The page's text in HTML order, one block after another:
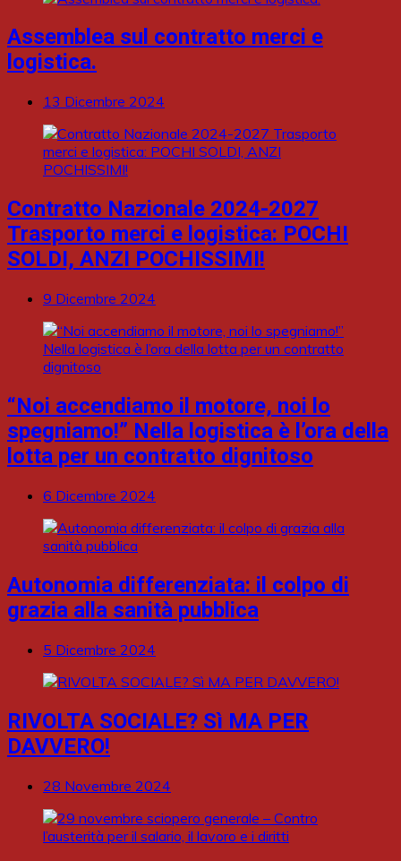
Assemblea sul contratto merci e
logistica.
13 Dicembre 2024
Contratto Nazionale 2024-2027
Trasporto merci e logistica: POCHI
SOLDI, ANZI POCHISSIMI!
9 Dicembre 2024
“Noi accendiamo il motore, noi lo
spegniamo!” Nella logistica è l’ora della
lotta per un contratto dignitoso
6 Dicembre 2024
Autonomia differenziata: il colpo di
grazia alla sanità pubblica
5 Dicembre 2024
RIVOLTA SOCIALE? Sì MA PER
DAVVERO!
28 Novembre 2024